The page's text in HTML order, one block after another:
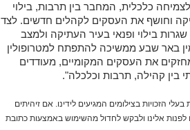
כלכלית, המחבר בין תרבות, בילוי
וחושף את העסקים לקהלים חדשים. לצד
בילוי ופנאי בעיר העתיקה ולמצב
באר שבע ממשיכה להתפתח למטרופולין
את העסקים המקומיים, מעודדים
בין קהילה, תרבות וכלכלה".
הזכויות בצילומים המגיעים לידינו. אם זיהיתים
לפנות אלינו ולבקש לחדול מהשימוש באמצעות כתובת